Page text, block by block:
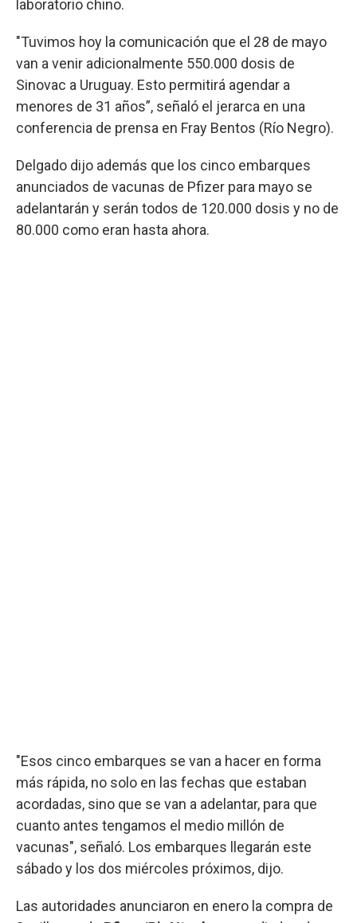
laboratorio chino.
"Tuvimos hoy la comunicación que el 28 de mayo
van a venir adicionalmente 550.000 dosis de
Sinovac a Uruguay. Esto permitirá agendar a
menores de 31 años”, señaló el jerarca en una
conferencia de prensa en Fray Bentos (Río Negro).
Delgado dijo además que los cinco embarques
anunciados de vacunas de Pfizer para mayo se
adelantarán y serán todos de 120.000 dosis y no de
80.000 como eran hasta ahora.
"Esos cinco embarques se van a hacer en forma
más rápida, no solo en las fechas que estaban
acordadas, sino que se van a adelantar, para que
cuanto antes tengamos el medio millón de
vacunas", señaló. Los embarques llegarán este
sábado y los dos miércoles próximos, dijo.
Las autoridades anunciaron en enero la compra de